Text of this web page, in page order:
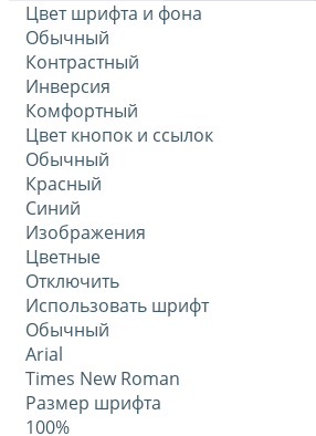
Цвет шрифта и фона
Обычный
Контрастный
Инверсия
Комфортный
Цвет кнопок и ссылок
Обычный
Красный
Синий
Изображения
Цветные
Отключить
Использовать шрифт
Обычный
Arial
Times New Roman
Размер шрифта
100%